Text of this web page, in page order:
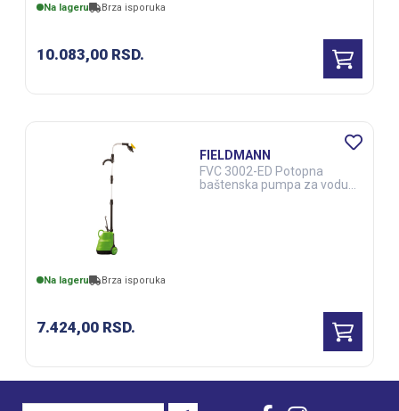
Na lageru Brza isporuka
10.083,00 RSD.
Na lageru Brza isporuka
7.424,00 RSD.
FIELDMANN
FVC 3002-ED Potopna
baštenska pumpa za vodu